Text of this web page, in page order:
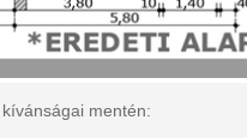
mentén: